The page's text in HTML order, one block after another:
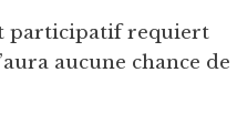
participatif requiert
aucune chance de